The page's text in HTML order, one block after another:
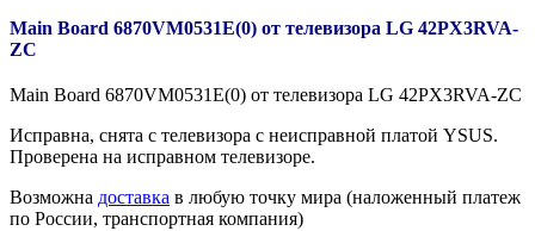
Main Board 6870VM0531E(0) от телевизора LG 42PX3RVA-
ZC
Main Board 6870VM0531E(0) от телевизора LG 42PX3RVA-ZC
Исправна, снята с телевизора с неисправной платой YSUS.
Проверена на исправном телевизоре.
Возможна доставка в любую точку мира (наложенный платеж
по России, транспортная компания)